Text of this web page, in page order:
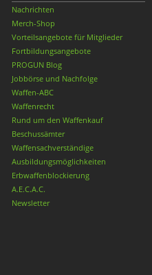
Nachrichten
Merch-Shop
Vorteilsangebote für Mitglieder
Fortbildungsangebote
PROGUN Blog
Jobbörse und Nachfolge
Waffen-ABC
Waffenrecht
Rund um den Waffenkauf
Beschussämter
Waffensachverständige
Ausbildungsmöglichkeiten
Erbwaffenblockierung
A.E.C.A.C.
Newsletter